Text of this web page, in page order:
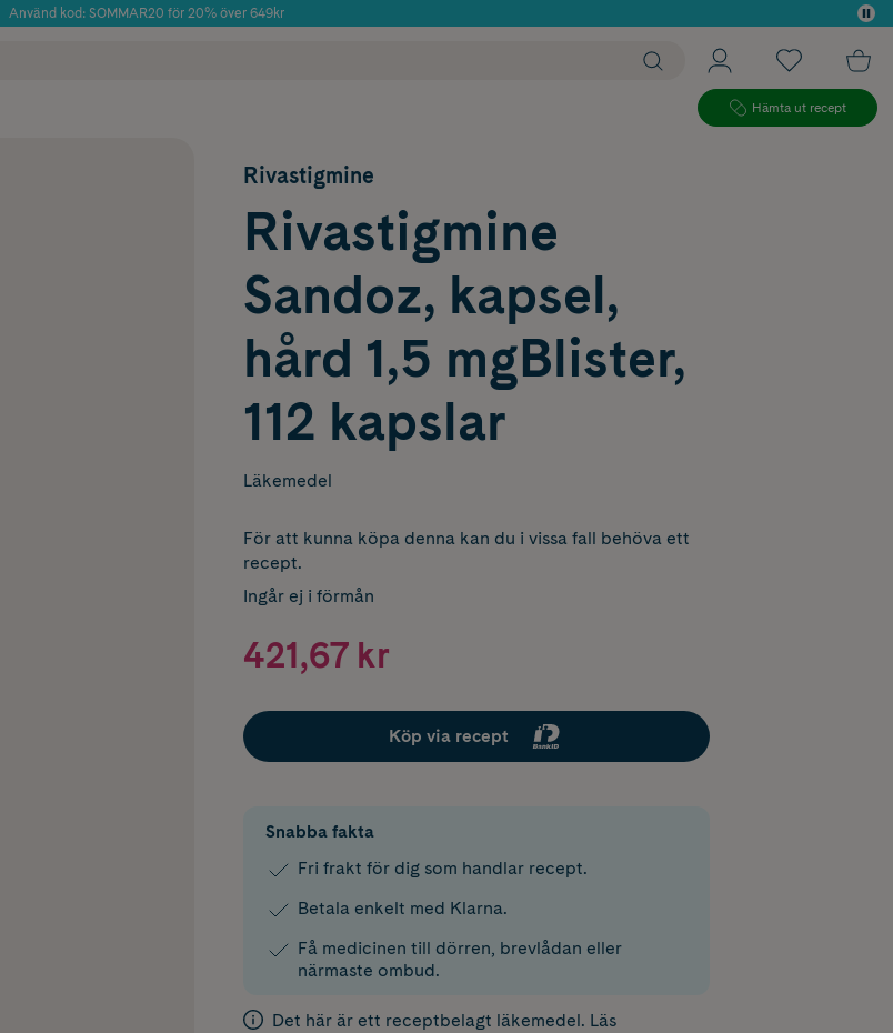
Använd kod: SOMMAR20 för 20% över 649kr
Hämta ut recept
Rivastigmine
Rivastigmine
Sandoz, kapsel,
hård 1,5 mgBlister,
112 kapslar
Läkemedel
För att kunna köpa denna kan du i vissa fall behöva ett
recept.
Ingår ej i förmån
421,67 kr
Köp via recept
Snabba fakta
Fri frakt för dig som handlar recept.
Betala enkelt med Klarna.
Få medicinen till dörren, brevlådan eller
närmaste ombud.
Det här är ett receptbelagt läkemedel. Läs